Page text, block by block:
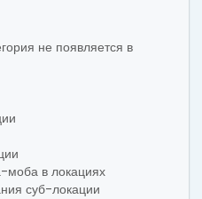
не появляется в
в локациях
суб-локации